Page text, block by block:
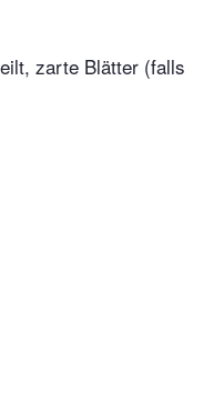
zarte Blätter (falls